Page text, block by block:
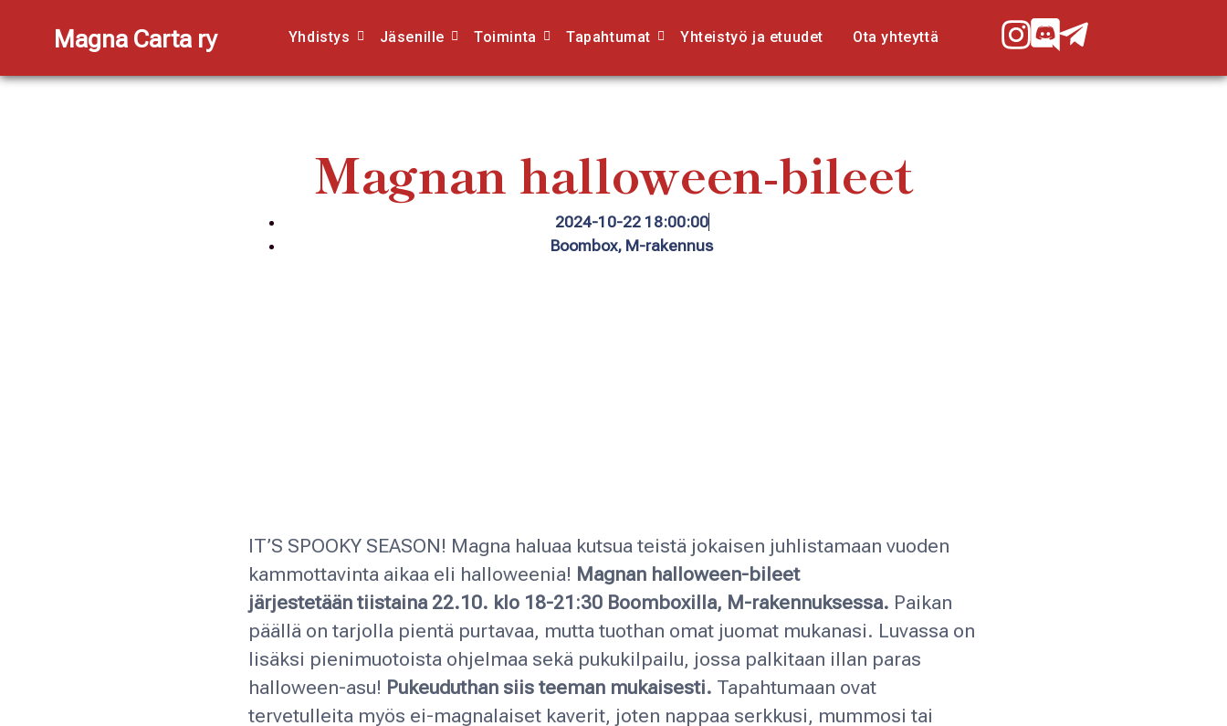
Magna Carta ry Yhdistys Jäsenille Toiminta Tapahtumat Yhteistyö ja etuudet Ota yhteyttä
Magnan halloween-bileet
2024-10-22 18:00:00
Boombox, M-rakennus
IT’S SPOOKY SEASON! Magna haluaa kutsua teistä jokaisen juhlistamaan vuoden
kammottavinta aikaa eli halloweenia! Magnan halloween-bileet
järjestetään tiistaina 22.10. klo 18-21:30 Boomboxilla, M-rakennuksessa. Paikan
päällä on tarjolla pientä purtavaa, mutta tuothan omat juomat mukanasi. Luvassa on
lisäksi pienimuotoista ohjelmaa sekä pukukilpailu, jossa palkitaan illan paras
halloween-asu! Pukeuduthan siis teeman mukaisesti. Tapahtumaan ovat
tervetulleita myös ei-magnalaiset kaverit, joten nappaa serkkusi, mummosi tai